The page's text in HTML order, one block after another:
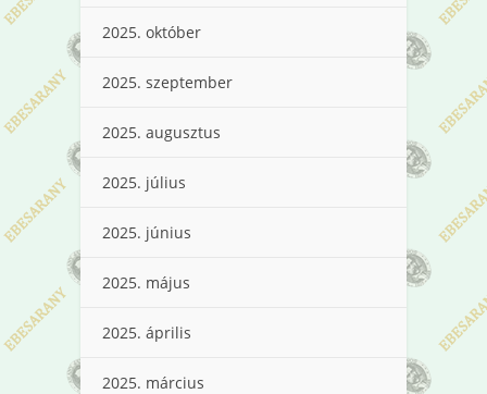
2025. október
2025. szeptember
2025. augusztus
2025. július
2025. június
2025. május
2025. április
2025. március